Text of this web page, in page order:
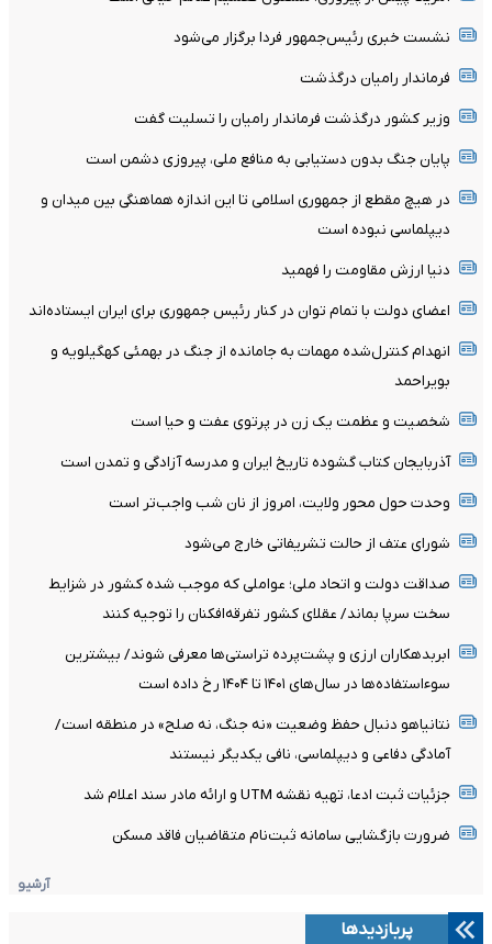
نشست خبری رئیس‌جمهور فردا برگزار می‌شود
فرماندار رامیان درگذشت
وزیر کشور درگذشت فرماندار رامیان را تسلیت گفت
پایان جنگ بدون دستیابی به منافع ملی، پیروزی دشمن است
در هیچ مقطع از جمهوری اسلامی تا این اندازه هماهنگی بین میدان و
دیپلماسی نبوده است
دنیا ارزش مقاومت را فهمید
اعضای دولت با تمام توان در کنار رئیس جمهوری برای ایران ایستاده‌اند
انهدام کنترل‌شده مهمات به‌ جامانده از جنگ در بهمئی کهگیلویه و
بویراحمد
شخصیت و عظمت یک زن در پرتوی عفت و حیا است
آذربایجان کتاب گشوده تاریخ ایران و مدرسه آزادگی و تمدن است
وحدت حول محور ولایت، امروز از نان شب واجب‌تر است
شورای عتف از حالت تشریفاتی خارج می‌شود
صداقت دولت و اتحاد ملی؛ عواملی که موجب شده کشور در شزایط
سخت سرپا بماند/ عقلای کشور تفرقه‌افکنان را توجیه کنند
ابربدهکاران ارزی و پشت‌پرده تراستی‌ها معرفی شوند/ بیشترین
سوءاستفاده‌ها در سال‌های ۱۴۰۱ تا ۱۴۰۴ رخ داده است
نتانیاهو دنبال حفظ وضعیت «نه جنگ، نه صلح» در منطقه است/
آمادگی دفاعی و دیپلماسی، نافی یکدیگر نیستند
جزئیات ثبت ادعا، تهیه نقشه UTM و ارائه مادر سند اعلام شد
ضرورت بازگشایی سامانه ثبت‌نام متقاضیان فاقد مسکن
آرشیو
پربازدیدها